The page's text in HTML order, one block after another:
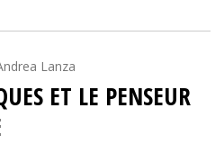
Lanza
ET LE PENSEUR